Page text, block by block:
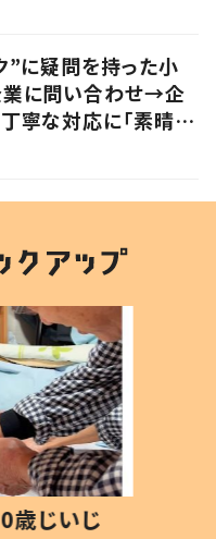
”に疑問を持った小
に問い合わせ→企
寧な対応に「素晴ら
歳じいじ